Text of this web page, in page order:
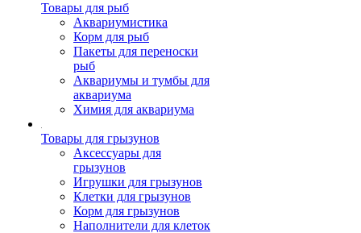
Товары для рыб
Аквариумистика
Корм для рыб
Пакеты для переноски
рыб
Аквариумы и тумбы для
аквариума
Химия для аквариума
Товары для грызунов
Аксессуары для
грызунов
Игрушки для грызунов
Клетки для грызунов
Корм для грызунов
Наполнители для клеток